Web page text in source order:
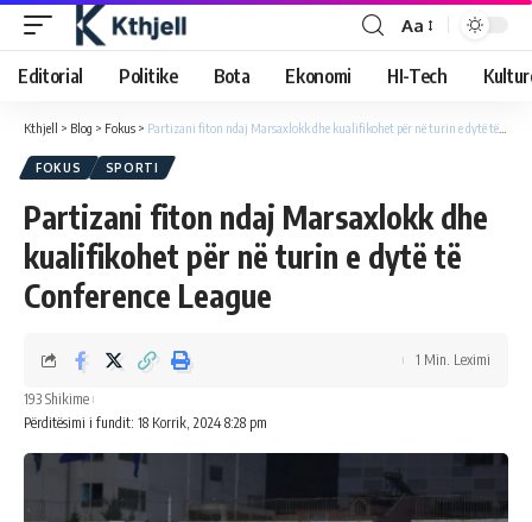
Aa
Editorial Politike Bota Ekonomi HI-Tech
Kthjell > Blog > Fokus > Partizani fiton ndaj Marsaxlokk dhe kualifikohet për në turin e dytë të Conference League
FOKUS SPORTI
Partizani fiton ndaj Marsaxlokk dhe
kualifikohet për në turin e dytë të
Conference League
Përditësimi i fundit: 18 Korrik, 2024 8:28 pm
193 Shikime
1 Min. Leximi